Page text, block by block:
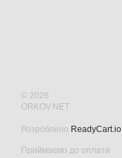
© 2026
ORKOV.NET
Розроблено ReadyCart.io
Приймаємо до оплати